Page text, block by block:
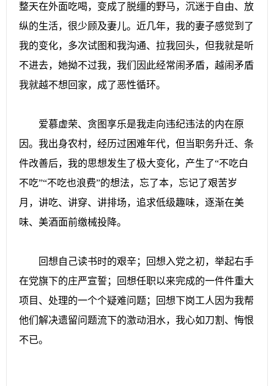
整天在外面吃喝，变成了脱缰的野马，沉迷于自由、放
纵的生活，很少顾及妻儿。近几年，我的妻子感觉到了
我的变化，多次试图和我沟通、拉我回头，但我就是听
不进去，她拗不过我，我们因此经常闹矛盾，越闹矛盾
我就越不想回家，成了恶性循环。
爱慕虚荣、贪图享乐是我走向违纪违法的内在原
因。我出身农村，经历过困难年代，但当职务升迁、条
件改善后，我的思想发生了极大变化，产生了“不吃白
不吃”“不吃也浪费”的想法，忘了本，忘记了艰苦岁
月，讲吃、讲穿、讲排场，追求低级趣味，逐渐在美
味、美酒面前缴械投降。
回想自己读书时的艰辛；回想入党之初，举起右手
在党旗下的庄严宣誓；回想任职以来完成的一件件重大
项目、处理的一个个疑难问题；回想下岗工人因为我帮
他们解决遗留问题流下的激动泪水，我心如刀割、悔恨
不已。